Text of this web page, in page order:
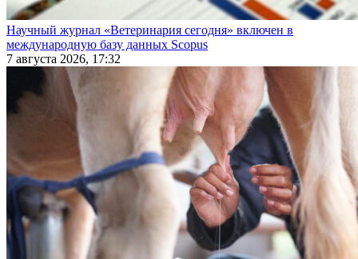
Научный журнал «Ветеринария сегодня» включен в
международную базу данных Scopus
7 августа 2026, 17:32